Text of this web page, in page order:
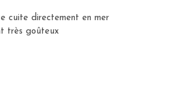
cuite directement en mer
très goûteux